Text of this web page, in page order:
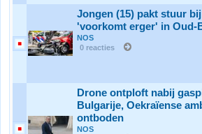
Jongen (15) pakt stuur
'voorkomt erger' in Oud-
NOS
0 reacties
Drone ontploft nabij
Bulgarije, Oekraïense
ontboden
NOS